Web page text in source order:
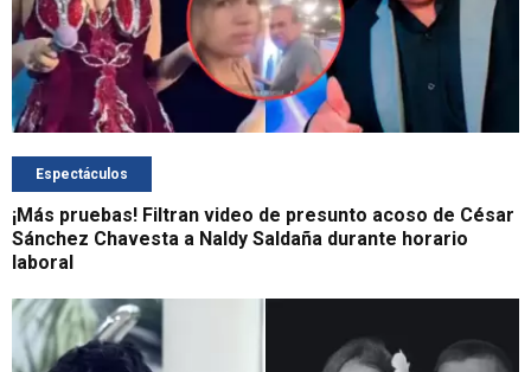
Espectáculos
¡Más pruebas! Filtran video de presunto acoso de César
Sánchez Chavesta a Naldy Saldaña durante horario
laboral